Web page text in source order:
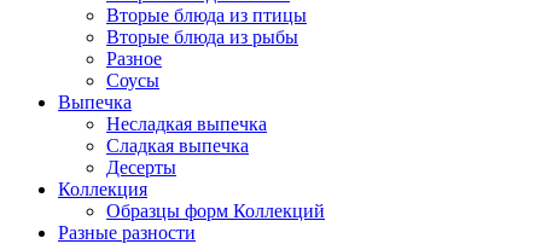
Вторые блюда из птицы
Вторые блюда из рыбы
Разное
Соусы
Выпечка
Несладкая выпечка
Сладкая выпечка
Десерты
Коллекция
Образцы форм Коллекций
Разные разности